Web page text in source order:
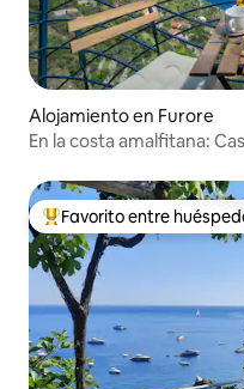
Alojamiento en Furore
En la costa amalfitana:
Favorito entre
Favorito entre